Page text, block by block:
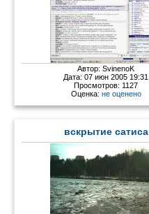
Автор:SvinenoK
Дата: 07 июн 2005 19:31
Просмотров: 1127
Оценка: не оценено
вскрытие сатиса